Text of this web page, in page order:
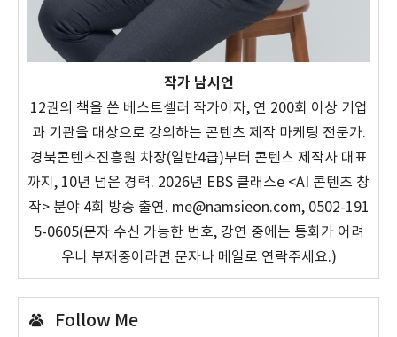
작가 남시언
12권의 책을 쓴 베스트셀러 작가이자, 연 200회 이상 기업
과 기관을 대상으로 강의하는 콘텐츠 제작 마케팅 전문가.
경북콘텐츠진흥원 차장(일반4급)부터 콘텐츠 제작사 대표
까지, 10년 넘은 경력. 2026년 EBS 클래스e <AI 콘텐츠 창
작> 분야 4회 방송 출연. me@namsieon.com, 0502-191
5-0605(문자 수신 가능한 번호, 강연 중에는 통화가 어려
우니 부재중이라면 문자나 메일로 연락주세요.)
Follow Me